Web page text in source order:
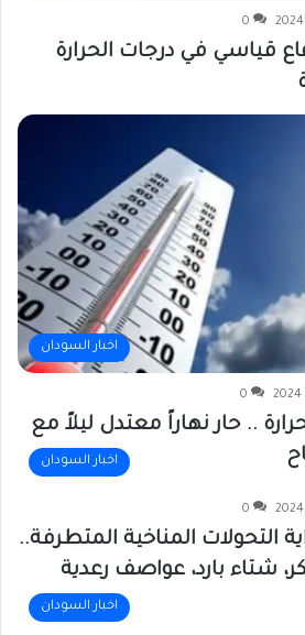
0
قياسي في درجات الحرارة
اخبار السودان
0
.. حار نهاراً معتدل ليلاً مع
اخبار السودان
0
.. 2024 بداية التحولات المناخية المتطرفة..
شتاء بارد، عواصف رعدية
اخبار السودان